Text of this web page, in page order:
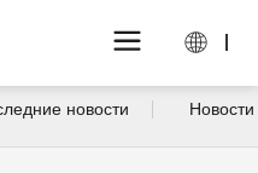
новости Новости